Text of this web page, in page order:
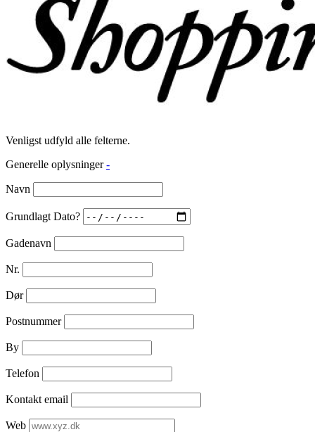
Venligst udfyld alle felterne.
Generelle oplysninger -
Navn
Grundlagt Dato?
Gadenavn
Nr.
Dør
Postnummer
By
Telefon
Kontakt email
Web